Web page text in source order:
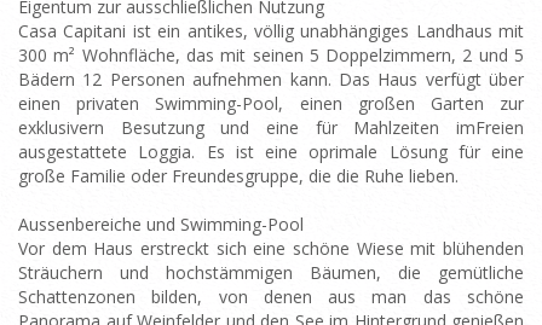
Eigentum zur ausschließlichen Nutzung
Casa Capitani ist ein antikes, völlig unabhängiges Landhaus mit
300 m² Wohnfläche, das mit seinen 5 Doppelzimmern, 2 und 5
Bädern 12 Personen aufnehmen kann. Das Haus verfügt über
einen privaten Swimming-Pool, einen großen Garten zur
exklusivern Besutzung und eine für Mahlzeiten imFreien
ausgestattete Loggia. Es ist eine oprimale Lösung für eine
große Familie oder Freundesgruppe, die die Ruhe lieben.
Aussenbereiche und Swimming-Pool
Vor dem Haus erstreckt sich eine schöne Wiese mit blühenden
Sträuchern und hochstämmigen Bäumen, die gemütliche
Schattenzonen bilden, von denen aus man das schöne